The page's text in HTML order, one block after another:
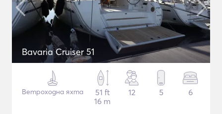
Bavaria Cruiser 51
Ветроходна яхта
51 ft
16 m
12 5 6